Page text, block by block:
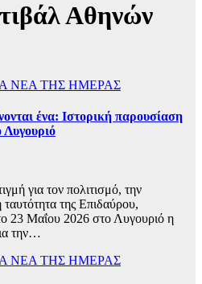
Αθηνών
ΝΕΑ ΤΗΣ ΗΜΕΡΑΣ
ένα: Ιστορική παρουσίαση
Λυγουριό
για τον πολιτισμό, την
της Επιδαύρου,
23 Μαΐου 2026 στο Λυγουριό η
την…
ΝΕΑ ΤΗΣ ΗΜΕΡΑΣ